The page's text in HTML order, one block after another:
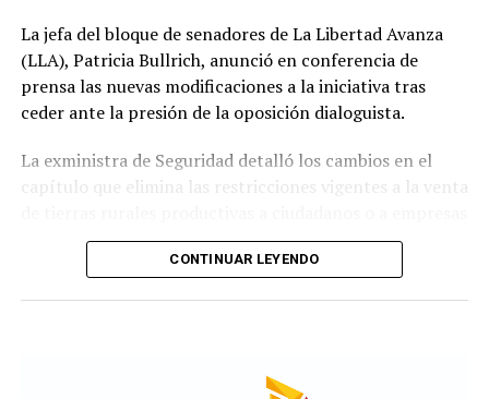
La jefa del bloque de senadores de La Libertad Avanza
(LLA), Patricia Bullrich, anunció en conferencia de
prensa las nuevas modificaciones a la iniciativa tras
ceder ante la presión de la oposición dialoguista.
La exministra de Seguridad detalló los cambios en el
capítulo que elimina las restricciones vigentes a la venta
de capitales extranjeros.
CONTINUAR LEYENDO